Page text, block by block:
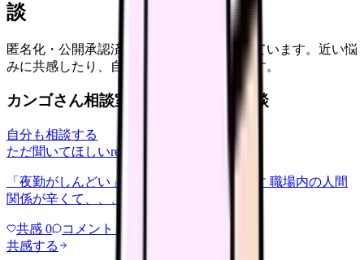
談
匿名化・公開承認済みの本音だけを表示しています。近い悩
みに共感したり、自分の状況を投稿できます。
カンゴさん相談室から共有された相談
自分も相談する
ただ聞いてほしいrelationships
「夜勤がしんどい」について相談したいです 職場内の人間
関係が辛くて、、、
共感 0 コメント
共感する